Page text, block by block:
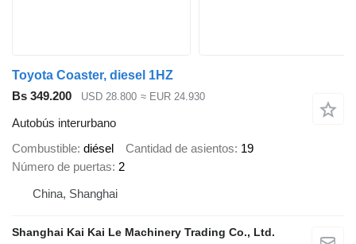
Toyota Coaster, diesel 1HZ
Bs 349.200
USD 28.800 ≈ EUR 24.930
Autobús interurbano
Combustible diésel Cantidad de asientos 19
Número de puertas 2
China, Shanghai
Shanghai Kai Kai Le Machinery Trading Co., Ltd.